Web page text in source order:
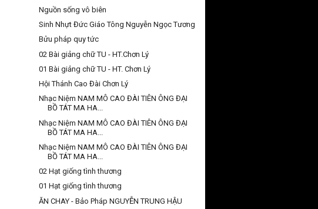
Nguồn sống vô biên
Sinh Nhựt Đức Giáo Tông Nguyễn Ngọc Tương
Bửu pháp quy tức
02 Bài giảng chữ TU - HT.Chơn Lý
01 Bài giảng chữ TU - HT. Chơn Lý
Hội Thánh Cao Đài Chơn Lý
Nhạc Niệm NAM MÔ CAO ĐÀI TIÊN ÔNG ĐẠI
BỒ TÁT MA HA...
Nhạc Niệm NAM MÔ CAO ĐÀI TIÊN ÔNG ĐẠI
BỒ TÁT MA HA...
Nhạc Niệm NAM MÔ CAO ĐÀI TIÊN ÔNG ĐẠI
BỒ TÁT MA HA...
02 Hạt giống tình thương
01 Hạt giống tình thương
ĂN CHAY - Bảo Pháp NGUYỄN TRUNG HẬU